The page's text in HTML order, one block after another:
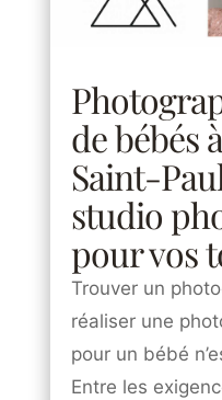
de bébés
Saint-
studio
pour vos
Trouver un
réaliser une
pour un bébé
Entre les